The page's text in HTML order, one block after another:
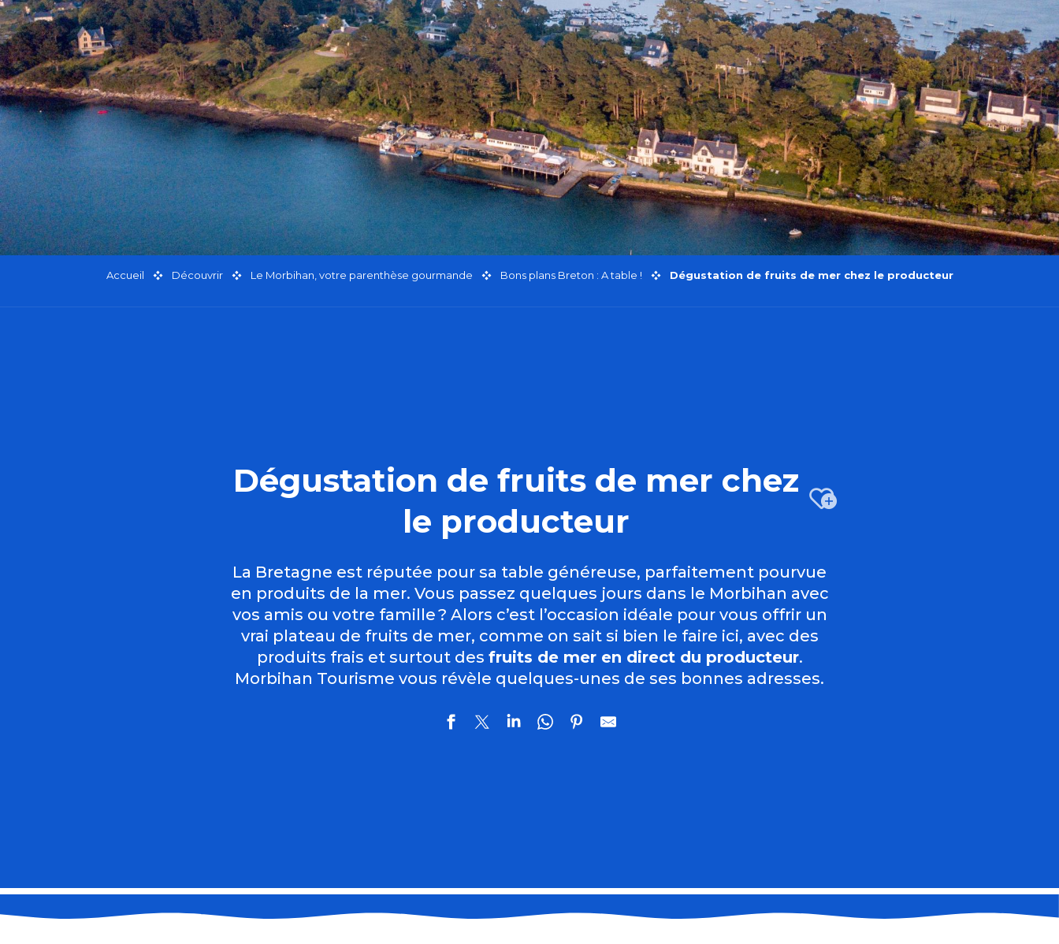
Accueil Découvrir Le Morbihan, votre parenthèse gourmande Bons plans Breton : A table ! Dégustation de fruits de mer chez le producteur
Dégustation de fruits de mer chez
le producteur
Ajouter
La Bretagne est réputée pour sa table généreuse, parfaitement pourvue
en produits de la mer. Vous passez quelques jours dans le Morbihan avec
vos amis ou votre famille ? Alors c’est l’occasion idéale pour vous offrir un
vrai plateau de fruits de mer, comme on sait si bien le faire ici, avec des
produits frais et surtout des fruits de mer en direct du producteur.
Morbihan Tourisme vous révèle quelques-unes de ses bonnes adresses.